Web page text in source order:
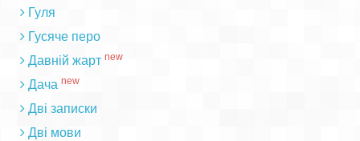
Гуля
Гусяче перо
Давній жарт new
Дача new
Дві записки
Дві мови